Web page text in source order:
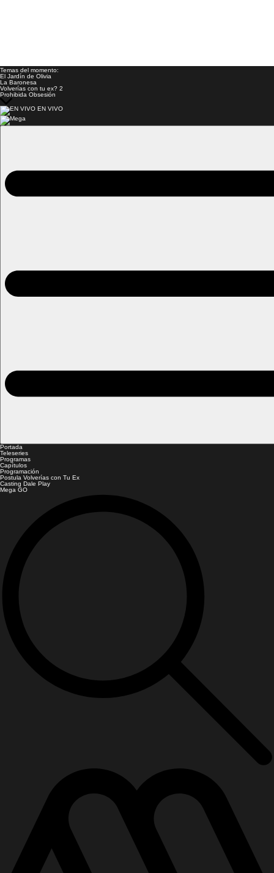
Temas del momento:
El Jardín de Olivia
La Baronesa
Volverías con tu ex? 2
Prohibida Obsesión
EN VIVO
Portada
Teleseries
Programas
Capítulos
Programación
Postula Volverías con Tu Ex
Casting Dale Play
Mega GO